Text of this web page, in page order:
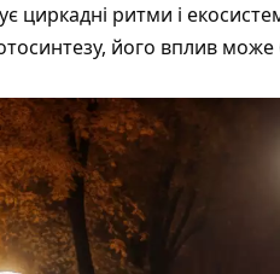
циркадні ритми і
його вплив